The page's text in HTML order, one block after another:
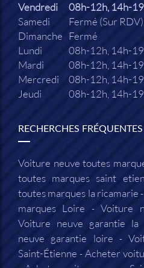
Vendredi
08h-12h, 14h-
Samedi
Fermé (Sur RDV)
Dimanche Fermé
Lundi
08h-12h, 14h-
Mardi
08h-12h, 14h-
Mercredi
08h-12h, 14h-
Jeudi
08h-12h, 14h-
RECHERCHES FRÉQUENTES
Voiture neuve toutes
toutes marques saint
toutes marques la ricamarie
marques Loire
Voiture
Voiture neuve garantie la
neuve garantie loire
Saint-Étienne
Acheter